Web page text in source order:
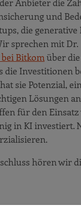
Anbieter die
und
die generative
sprechen mit Dr.
bei Bitkomüber
die Investitionen
sie Potenzial,
Lösungen
für den
in KI investiert.
hören wir